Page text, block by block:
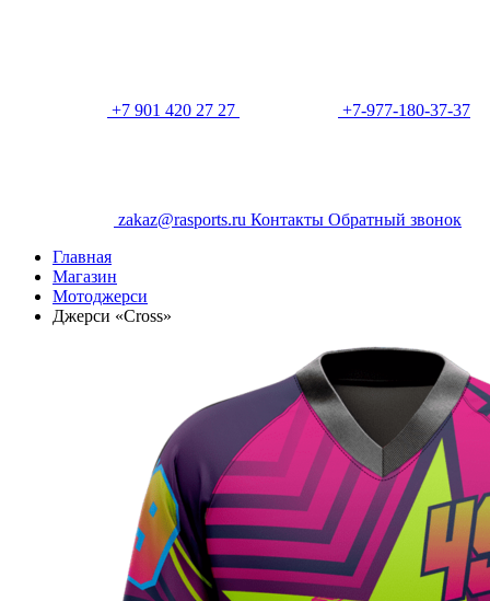
+7 901 420 27 27 +7-977-180-37-37
zakaz@rasports.ru Контакты Обратный звонок
Главная
Магазин
Мотоджерси
Джерси «Cross»